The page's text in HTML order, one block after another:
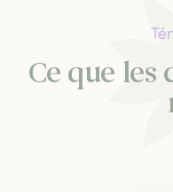
Ce que les